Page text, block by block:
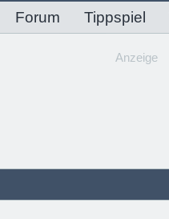
Forum Tippspiel
Anzeige